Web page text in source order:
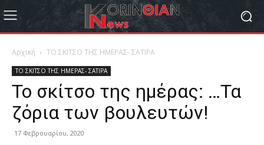
Αρχική ΤΟ ΣΚΙΤΣΟ ΤΗΣ ΗΜΕΡΑΣ- ΣΑΤΙΡΑ
ΤΟ ΣΚΙΤΣΟ ΤΗΣ ΗΜΕΡΑΣ- ΣΑΤΙΡΑ
Το σκίτσο της ημέρας: …Τα
ζόρια των βουλευτών!
17 Φεβρουαρίου, 2020